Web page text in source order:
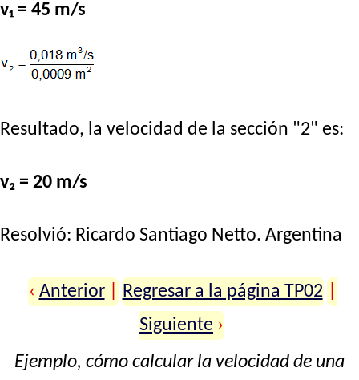
v₁ = 45 m/s
Resultado, la velocidad de la sección "2" es:
v₂ = 20 m/s
Resolvió: Ricardo Santiago Netto. Argentina
‹ Anterior Regresar a la página TP02
Siguiente ›
Ejemplo, cómo calcular la velocidad de una